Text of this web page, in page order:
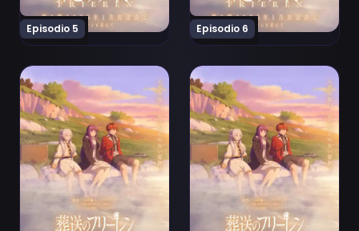
Episodio 5 Episodio 6
Ver Sousou no Frieren 2nd Season Episodio 7
Ver Sousou no Frieren 2nd